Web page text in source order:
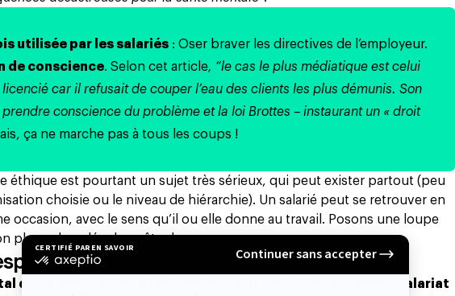
utilisée par les salariés : Oser braver les directives de l’employeur.
de conscience. Selon cet article, “le cas le plus médiatique est celui
car il refusait de couper l’eau des clients les plus démunis. Son
conscience du problème et la loi Brottes – instaurant un « droit
ça ne marche pas à tous les coups !
éthique est pourtant un sujet très sérieux, qui peut exister partout (peu
choisie ou le niveau de hiérarchie). Un salarié peut se retrouver en
occasion, avec le sens qu’il ou elle donne au travail. Posons une loupe
plus galvaudée de quête de sens.
déchus
de se sentir utiles à l’entreprise.
[efn_note]Source : Apec, Salariat